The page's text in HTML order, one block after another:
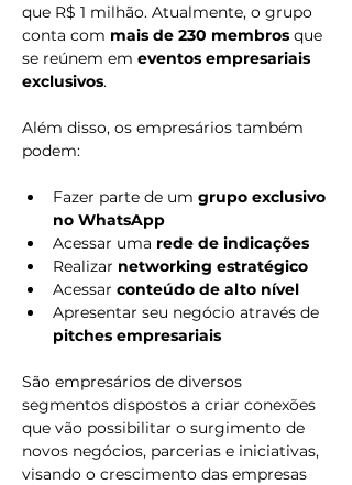
que R$ 1 milhão. Atualmente, o grupo
conta com mais de 230 membros que
se reúnem em eventos empresariais
exclusivos.
Além disso, os empresários também
podem:
Fazer parte de um grupo exclusivo
no WhatsApp
Acessar uma rede de indicações
Realizar networking estratégico
Acessar conteúdo de alto nível
Apresentar seu negócio através de
pitches empresariais
São empresários de diversos
segmentos dispostos a criar conexões
que vão possibilitar o surgimento de
novos negócios, parcerias e iniciativas,
visando o crescimento das empresas